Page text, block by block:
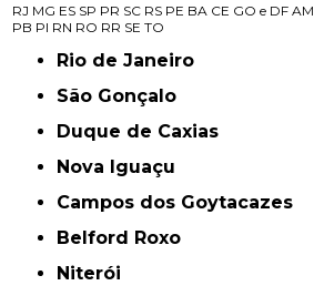
RJ MG ES SP PR SC RS PE BA CE GO e DF AM
PB PI RN RO RR SE TO
Rio de Janeiro
São Gonçalo
Duque de Caxias
Nova Iguaçu
Campos dos Goytacazes
Belford Roxo
Niterói